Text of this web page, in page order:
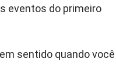
eventos do primeiro
sentido quando você